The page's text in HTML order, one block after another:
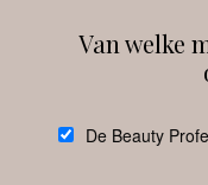
Van welke
De Beauty